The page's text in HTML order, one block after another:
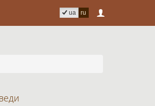
ua ru